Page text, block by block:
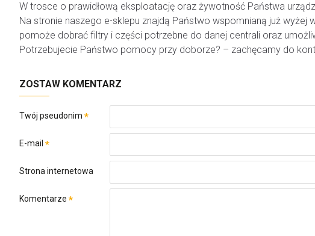
W trosce o prawidłową eksploatację oraz żywotność Państwa
Na stronie naszego e-sklepu znajdą Państwo wspomnianą już
pomoże dobrać filtry i części potrzebne do danej centrali oraz
Potrzebujecie Państwo pomocy przy doborze? – zachęcamy do
ZOSTAW KOMENTARZ
Twój pseudonim
E-mail
Strona internetowa
Komentarze